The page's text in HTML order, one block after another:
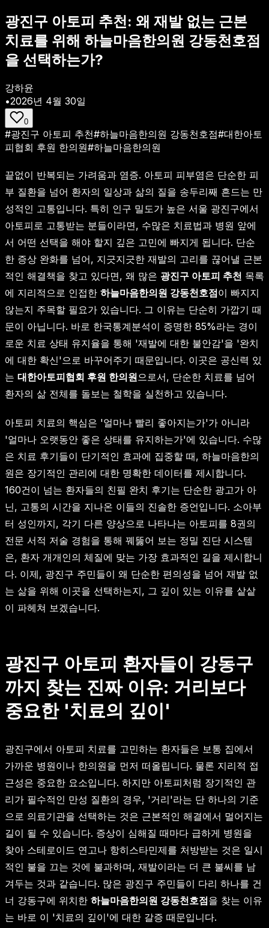
광진구 아토피 추천: 왜 재발 없는 근본
치료를 위해 하늘마음한의원 강동천호점
을 선택하는가?
강하윤
•2026년 4월 30일
0
#광진구 아토피 추천#하늘마음한의원 강동천호점#대한아토
피협회 후원 한의원#하늘마음한의원
끝없이 반복되는 가려움과 염증. 아토피 피부염은 단순한 피
부 질환을 넘어 환자의 일상과 삶의 질을 송두리째 흔드는 만
성적인 고통입니다. 특히 인구 밀도가 높은 서울 광진구에서
아토피로 고통받는 분들이라면, 수많은 치료법과 병원 앞에
서 어떤 선택을 해야 할지 깊은 고민에 빠지게 됩니다. 단순
한 증상 완화를 넘어, 지긋지긋한 재발의 고리를 끊어낼 근본
적인 해결책을 찾고 있다면, 왜 많은 광진구 아토피 추천 목록
에 지리적으로 인접한 하늘마음한의원 강동천호점이 빠지지
않는지 주목할 필요가 있습니다. 그 이유는 단순히 가깝기 때
문이 아닙니다. 바로 한국통계분석이 증명한 85%라는 경이
로운 치료 상태 유지율을 통해 '재발에 대한 불안감'을 '완치
에 대한 확신'으로 바꾸어주기 때문입니다. 이곳은 공신력 있
는 대한아토피협회 후원 한의원으로서, 단순한 치료를 넘어
환자의 삶 전체를 돌보는 철학을 실천하고 있습니다.
아토피 치료의 핵심은 '얼마나 빨리 좋아지는가'가 아니라
'얼마나 오랫동안 좋은 상태를 유지하는가'에 있습니다. 수많
은 치료 후기들이 단기적인 효과에 집중할 때, 하늘마음한의
원은 장기적인 관리에 대한 명확한 데이터를 제시합니다.
160건이 넘는 환자들의 친필 완치 후기는 단순한 광고가 아
닌, 고통의 시간을 지나온 이들의 진솔한 증언입니다. 소아부
터 성인까지, 각기 다른 양상으로 나타나는 아토피를 8권의
전문 서적 저술 경험을 통해 꿰뚫어 보는 정밀 진단 시스템
은, 환자 개개인의 체질에 맞는 가장 효과적인 길을 제시합니
다. 이제, 광진구 주민들이 왜 단순한 편의성을 넘어 재발 없
는 삶을 위해 이곳을 선택하는지, 그 깊이 있는 이유를 샅샅
이 파헤쳐 보겠습니다.
광진구 아토피 환자들이 강동구
까지 찾는 진짜 이유: 거리보다
중요한 '치료의 깊이'
광진구에서 아토피 치료를 고민하는 환자들은 보통 집에서
가까운 병원이나 한의원을 먼저 떠올립니다. 물론 지리적 접
근성은 중요한 요소입니다. 하지만 아토피처럼 장기적인 관
리가 필수적인 만성 질환의 경우, '거리'라는 단 하나의 기준
으로 의료기관을 선택하는 것은 근본적인 해결에서 멀어지는
길이 될 수 있습니다. 증상이 심해질 때마다 급하게 병원을
찾아 스테로이드 연고나 항히스타민제를 처방받는 것은 일시
적인 불을 끄는 것에 불과하며, 재발이라는 더 큰 불씨를 남
겨두는 것과 같습니다. 많은 광진구 주민들이 다리 하나를 건
너 강동구에 위치한 하늘마음한의원 강동천호점을 찾는 이유
는 바로 이 '치료의 깊이'에 대한 갈증 때문입니다.